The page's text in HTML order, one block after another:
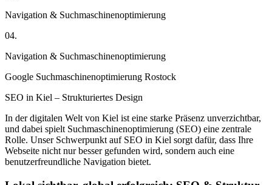
Navigation & Suchmaschinenoptimierung
04.
Navigation & Suchmaschinenoptimierung
Google Suchmaschinenoptimierung Rostock
SEO in Kiel – Strukturiertes Design
In der digitalen Welt von Kiel ist eine starke Präsenz unverzichtbar,
und dabei spielt Suchmaschinenoptimierung (SEO) eine zentrale
Rolle. Unser Schwerpunkt auf SEO in Kiel sorgt dafür, dass Ihre
Webseite nicht nur besser gefunden wird, sondern auch eine
benutzerfreundliche Navigation bietet.